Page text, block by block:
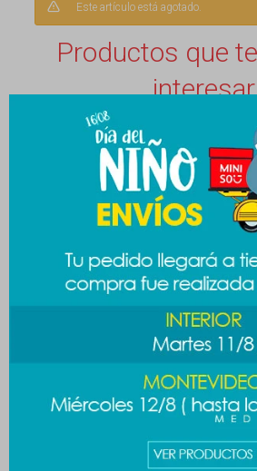
Este artículo está agotado.
Productos que
interesar
Vaso doble pared 580ml Vaso
$ 789